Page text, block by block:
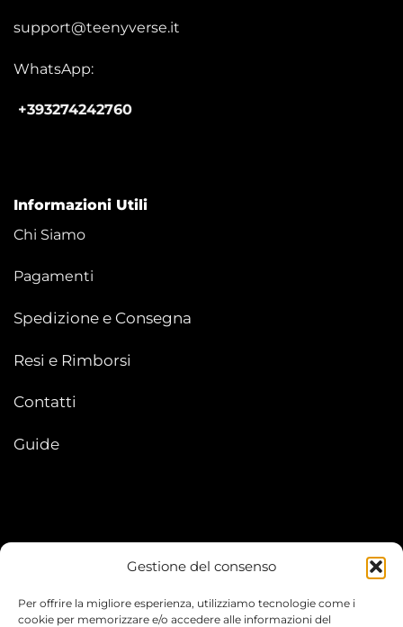
Gestione del consenso
Per offrire la migliore esperienza, utilizziamo tecnologie come i
cookie per memorizzare e/o accedere alle informazioni del
support@teenyverse.it
WhatsApp:
+393274242760
Informazioni Utili
Chi Siamo
Pagamenti
Spedizione e Consegna
Resi e Rimborsi
Contatti
Guide
I Miei Ordini